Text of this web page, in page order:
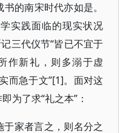
的南宋时代亦如是。
实践面临的现实状况
三代仪节“皆已不宜于
作新礼，则多溺于虚
而急于文”[1]。面对这
为了求“礼之本”：
家者言之，则名分之